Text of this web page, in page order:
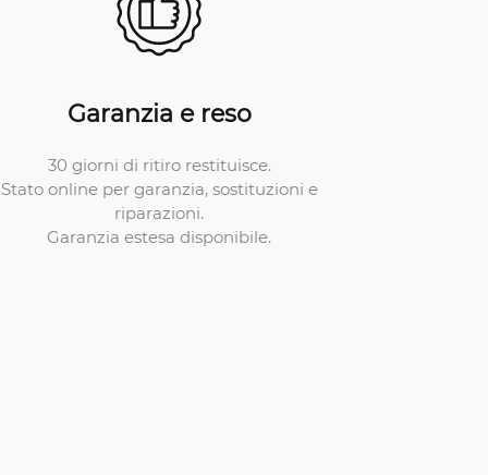
Garanzia e reso
30 giorni di ritiro restituisce.
Stato online per garanzia, sostituzioni e
riparazioni.
Garanzia estesa disponibile.